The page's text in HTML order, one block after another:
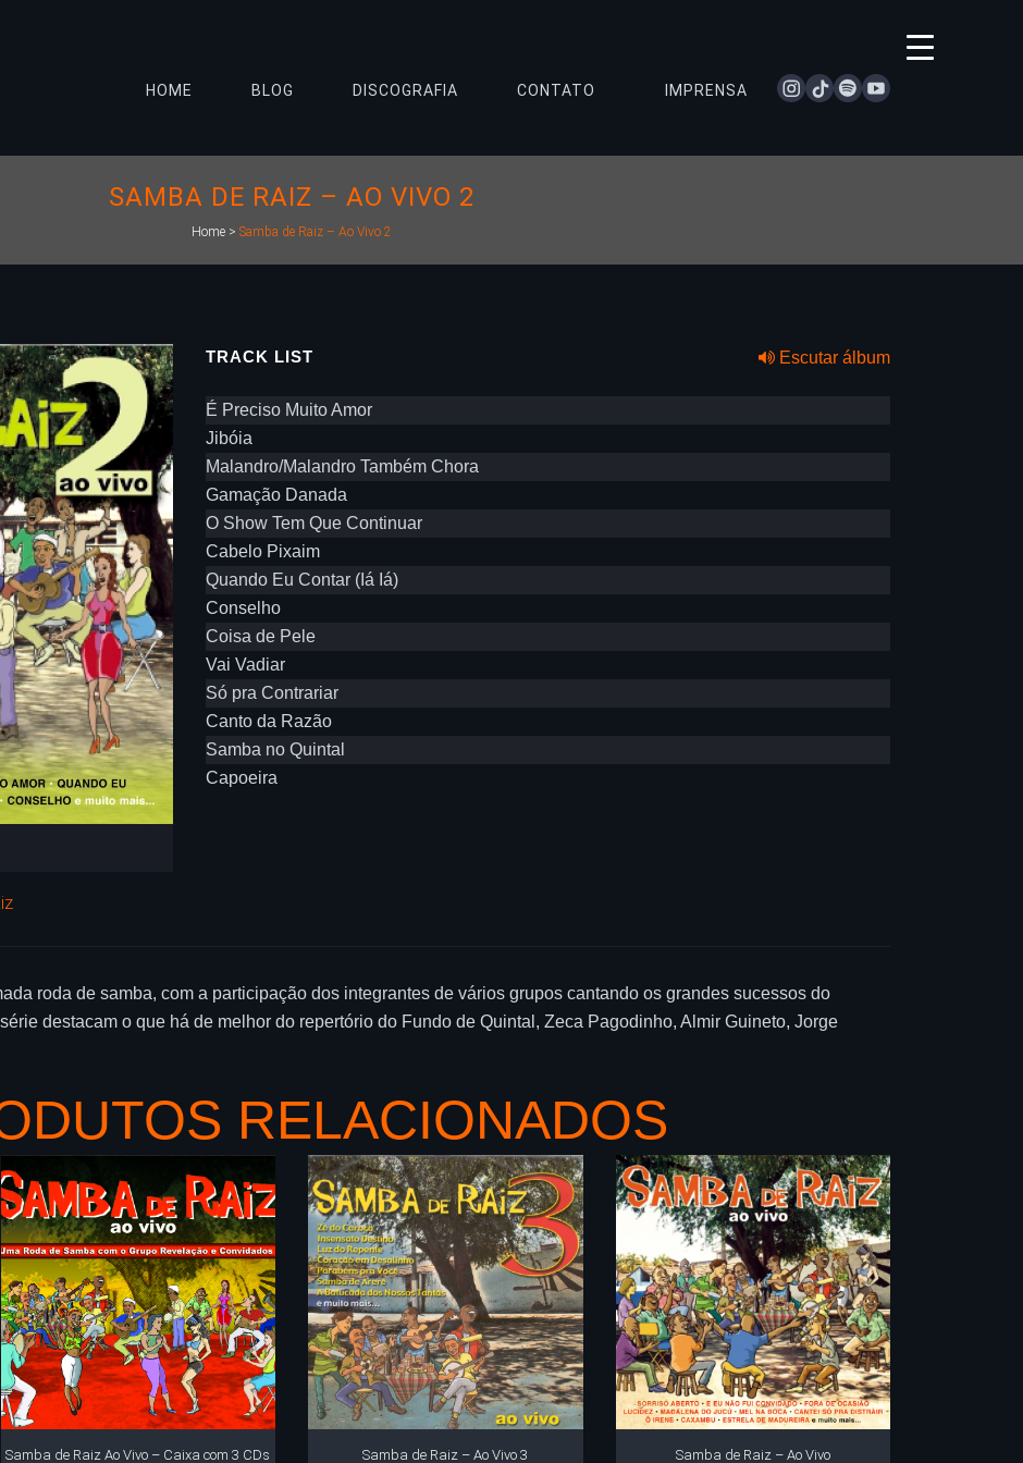
instagram
tiktokspotifyyoutube
HOME BLOG DISCOGRAFIA CONTATO IMPRENSA
SAMBA DE RAIZ – AO VIVO 2
Home > Samba de Raiz – Ao Vivo 2
TRACK LIST Escutar álbum
É Preciso Muito Amor
Jibóia
Malandro/Malandro Também Chora
Gamação Danada
O Show Tem Que Continuar
Cabelo Pixaim
Quando Eu Contar (Iá Iá)
Conselho
Coisa de Pele
Vai Vadiar
Só pra Contrariar
Canto da Razão
Samba no Quintal
Capoeira
roda de samba, com a participação dos integrantes de vários grupos cantando os grandes sucessos do
destacam o que há de melhor do repertório do Fundo de Quintal, Zeca Pagodinho, Almir Guineto, Jorge
RELACIONADOS
Samba de Raiz Ao Vivo – Caixa com 3 CDs Samba de Raiz – Ao Vivo 3 Samba de Raiz – Ao Vivo